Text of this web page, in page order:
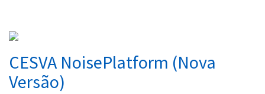
CESVA NoisePlatform (Nova
Versão)